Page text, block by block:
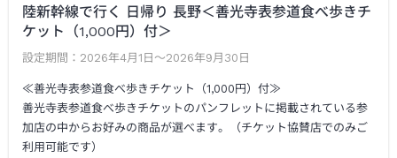
陸新幹線で行く 日帰り 長野＜善光寺表参道食べ歩きチ
ケット（1,000円）付＞
設定期間： 2026年4月1日～2026年9月30日
≪善光寺表参道食べ歩きチケット（1,000円）付≫
善光寺表参道食べ歩きチケットのパンフレットに掲載されている参
加店の中からお好みの商品が選べます。（チケット協賛店でのみご
利用可能です）